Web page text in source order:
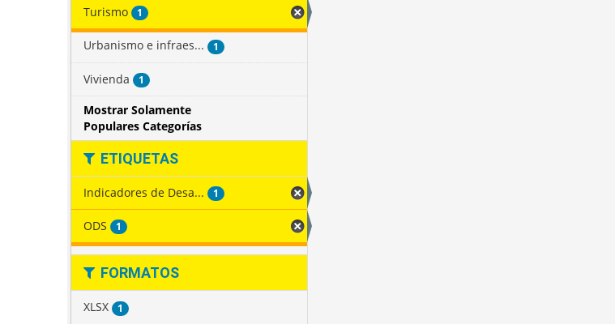
Turismo 1
Urbanismo e infraes... 1
Vivienda 1
Mostrar Solamente
Populares Categorías
ETIQUETAS
Indicadores de Desa... 1
ODS 1
FORMATOS
XLSX 1